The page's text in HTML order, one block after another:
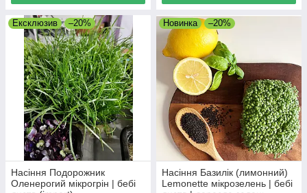
Ексклюзив –20%
Насіння Подорожник
Оленерогий мікрогрін | бебі
Новинка –20%
Насіння Базилік (лимонний)
Lemonette мікрозелень | бебі